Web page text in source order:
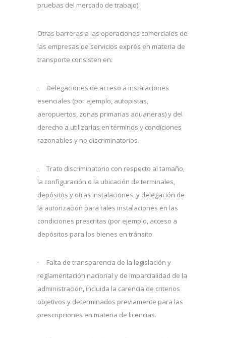
pruebas del mercado de trabajo).
Otras barreras a las operaciones comerciales de
las empresas de servicios exprés en materia de
transporte consisten en:
· Delegaciones de acceso a instalaciones
esenciales (por ejemplo, autopistas,
aeropuertos, zonas primarias aduaneras) y del
derecho a utilizarlas en términos y condiciones
razonables y no discriminatorios.
· Trato discriminatorio con respecto al tamaño,
la configuración o la ubicación de terminales,
depósitos y otras instalaciones, y delegación de
la autorización para tales instalaciones en las
condiciones prescritas (por ejemplo, acceso a
depósitos para los bienes en tránsito.
· Falta de transparencia de la legislación y
reglamentación nacional y de imparcialidad de la
administración, incluida la carencia de criterios
objetivos y determinados previamente para las
prescripciones en materia de licencias.